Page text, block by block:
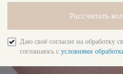
Рассчитать
Даю своё согласие на обработку
соглашаюсь с условиями